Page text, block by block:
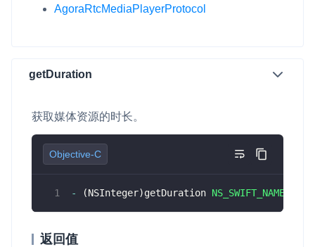
微呼叫 NEW
Status Page
集中展示声网主要产品及服务的综合服务质量及可用性信息
对实时音频和视频画面进行风险识别，并联动回调和业务处置流
云市场
AgoraRtcMediaPlayerProtocol
getDuration
获取媒体资源的时长。
Objective-C
- (NSInteger)getDuration NS_SWIFT_NAME
返回值